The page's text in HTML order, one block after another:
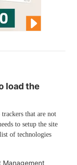
load the
that are not
to setup the site
of technologies
Management